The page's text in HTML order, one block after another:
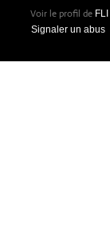
Voir le profil de FLI
Signaler un abus